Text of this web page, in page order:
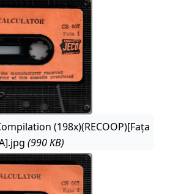
(198x)(RECOOP)[Fața
(990 KB)